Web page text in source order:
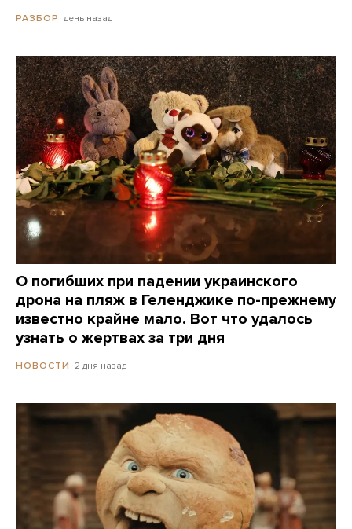
РАЗБОР день назад
О погибших при падении украинского
дрона на пляж в Геленджике по-прежнему
известно крайне мало. Вот что удалось
узнать о жертвах за три дня
НОВОСТИ 2 дня назад